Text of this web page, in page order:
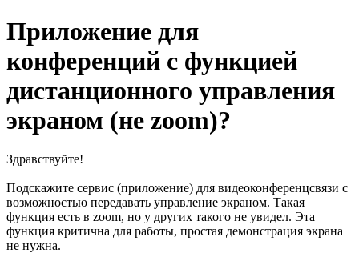
Приложение для
конференций с функцией
дистанционного управления
экраном (не zoom)?
Здравствуйте!
Подскажите сервис (приложение) для видеоконференцсвязи с
возможностью передавать управление экраном. Такая
функция есть в zoom, но у других такого не увидел. Эта
функция критична для работы, простая демонстрация экрана
не нужна.